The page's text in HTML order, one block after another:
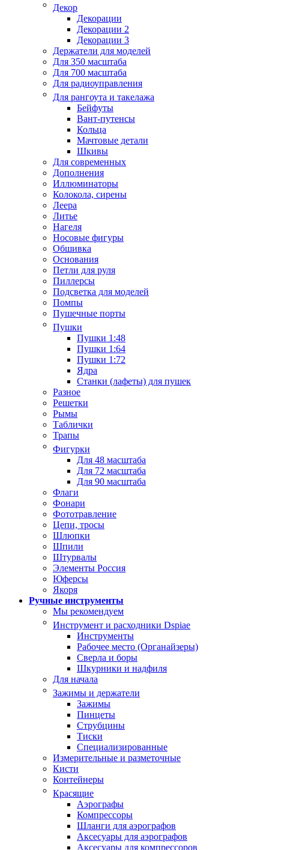
Декор
Декорации
Декорации 2
Декорации 3
Держатели для моделей
Для 350 масштаба
Для 700 масштаба
Для радиоуправления
Для рангоута и такелажа
Бейфуты
Вант-путенсы
Кольца
Мачтовые детали
Шкивы
Для современных
Дополнения
Иллюминаторы
Колокола, сирены
Леера
Литье
Нагеля
Носовые фигуры
Обшивка
Основания
Петли для руля
Пиллерсы
Подсветка для моделей
Помпы
Пушечные порты
Пушки
Пушки 1:48
Пушки 1:64
Пушки 1:72
Ядра
Станки (лафеты) для пушек
Разное
Решетки
Рымы
Таблички
Трапы
Фигурки
Для 48 масштаба
Для 72 масштаба
Для 90 масштаба
Флаги
Фонари
Фототравление
Цепи, тросы
Шлюпки
Шпили
Штурвалы
Элементы Россия
Юферсы
Якоря
Ручные инструменты
Мы рекомендуем
Инструмент и расходники Dspiae
Инструменты
Рабочее место (Органайзеры)
Сверла и боры
Шкурники и надфиля
Для начала
Зажимы и держатели
Зажимы
Пинцеты
Струбцины
Тиски
Специализированные
Измерительные и разметочные
Кисти
Контейнеры
Красящие
Аэрографы
Компрессоры
Шланги для аэрографов
Аксесуары для аэрографов
Аксесуары для компрессоров